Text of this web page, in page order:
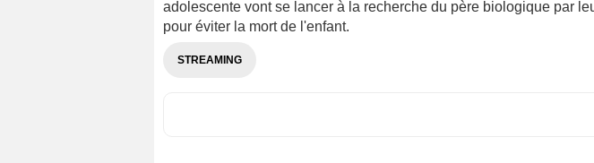
adolescente vont se lancer à la recherche du père biologique par
pour éviter la mort de l'enfant.
STREAMING